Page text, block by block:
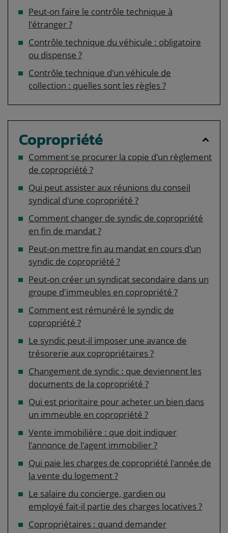
Peut-on faire le contrôle technique à
l'étranger ?
Contrôle technique du véhicule : obligatoire
ou dispense ?
Contrôle technique d'un véhicule de
collection : quelles sont les règles ?
Copropriété
Comment se procurer la copie d'un règlement
de copropriété ?
Qui peut assister aux réunions du conseil
syndical d'une copropriété ?
Comment changer de syndic de copropriété
en fin de mandat ?
Peut-on mettre fin au mandat en cours d'un
syndic de copropriété ?
Peut-on créer un syndicat secondaire dans un
groupe d'immeubles en copropriété ?
Comment est rémunéré le syndic de
copropriété ?
Le syndic peut-il imposer une avance de
trésorerie aux copropriétaires ?
Changement de syndic : que deviennent les
documents de la copropriété ?
Qui est prioritaire pour acheter un bien dans
un immeuble en copropriété ?
Vente immobilière : que doit indiquer
l'annonce de l'agent immobilier ?
Qui paie les charges de copropriété l'année de
la vente du logement ?
Le salaire du concierge, gardien ou
employé fait-il partie des charges locatives ?
Copropriétaires : quand demander